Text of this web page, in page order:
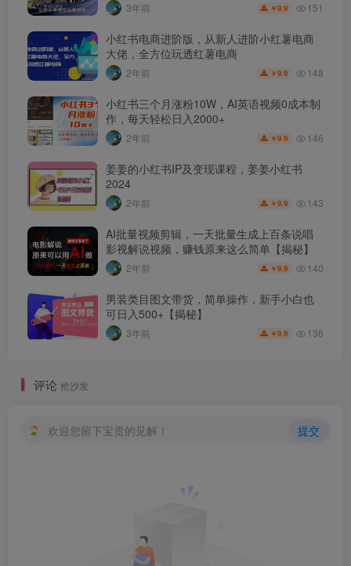
3年前 ￥9.9 151
小红书电商进阶版，从新人进阶小红薯电商
大佬，全方位玩透红薯电商
2年前 ￥9.9 148
小红书三个月涨粉10W，AI英语视频0成本制
作，每天轻松日入2000+
2年前 ￥9.9 146
姜姜的小红书IP及变现课程，姜姜小红书
2024
2年前 ￥9.9 143
AI批量视频剪辑，一天批量生成上百条说唱
影视解说视频，赚钱原来这么简单【揭秘】
2年前 ￥9.9 140
男装类目图文带货，简单操作，新手小白也
可日入500+【揭秘】
3年前 ￥9.9 136
评论 抢沙发
欢迎您留下宝贵的见解！ 提交